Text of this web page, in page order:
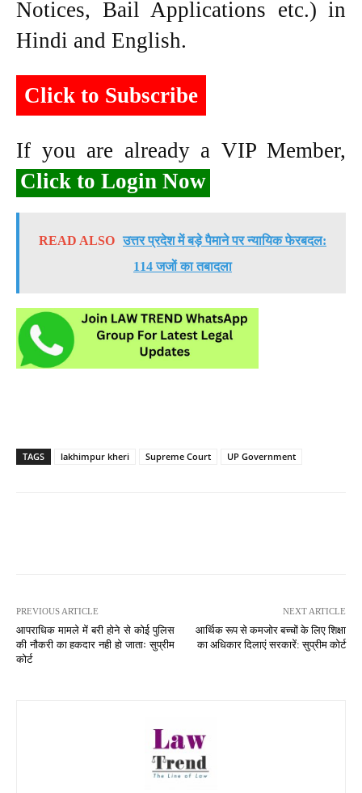
Notices, Bail Applications etc.) in
Hindi and English.
Click to Subscribe
If you are already a VIP Member,
Click to Login Now
READ ALSO उत्तर प्रदेश में बड़े पैमाने पर न्यायिक फेरबदल:
114 जजों का तबादला
TAGS lakhimpur kheri Supreme Court UP Government
PREVIOUS ARTICLE
आपराधिक मामले में बरी होने से कोई पुलिस
की नौकरी का हकदार नही हो जाताः सुप्रीम
कोर्ट
NEXT ARTICLE
आर्थिक रूप से कमजोर बच्चों के लिए शिक्षा
का अधिकार दिलाएं सरकारें: सुप्रीम कोर्ट